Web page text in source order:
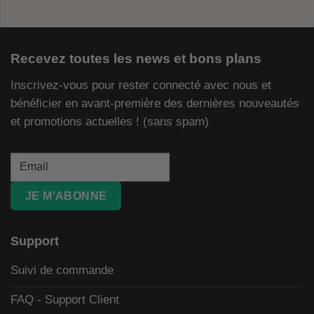
Recevez toutes les news et bons plans
Inscrivez-vous pour rester connecté avec nous et
bénéficier en avant-première des dernières nouveautés
et promotions actuelles ! (sans spam)
JE M'ABONNE
Support
Suivi de commande
FAQ - Support Client